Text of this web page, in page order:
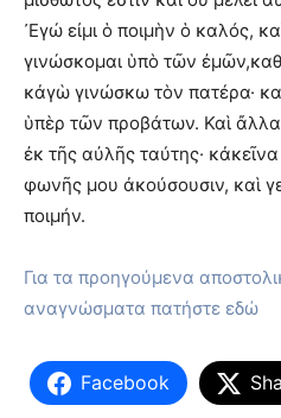
᾽Εγώ εἰμι ὁ ποιμὴν ὁ καλός,
γινώσκομαι ὑπὸ τῶν
κἀγὼ γινώσκω τὸν πατέρα·
ὑπὲρ τῶν προβάτων. Καὶ
ἐκ τῆς αὐλῆς ταύτης· κἀκεῖνα
φωνῆς μου ἀκούσουσιν, καὶ
ποιμήν.
Για τα προηγούμενα
αναγνώσματα πατήστε εδώ
Facebook